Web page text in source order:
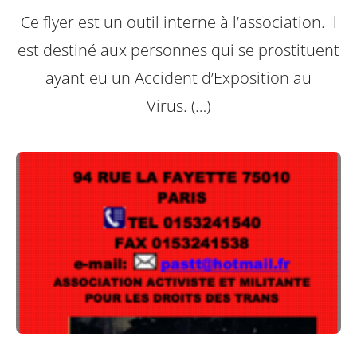
Ce flyer est un outil interne à l’association. Il
est destiné aux personnes qui se prostituent
ayant eu un Accident d’Exposition au
Virus. (…)